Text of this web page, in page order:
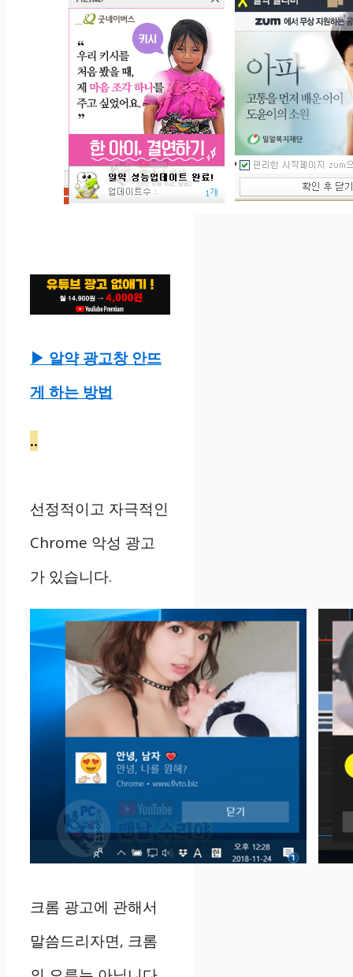
▶ 알약 광고창 안뜨
게 하는 방법
..
선정적이고 자극적인
Chrome 악성 광고
가 있습니다.
크롬 광고에 관해서
말씀드리자면, 크롬